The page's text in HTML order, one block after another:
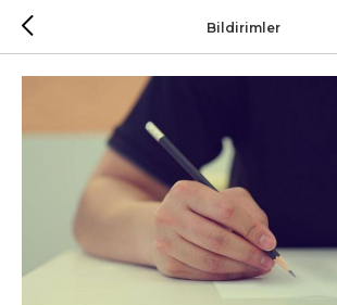
Bildirimler